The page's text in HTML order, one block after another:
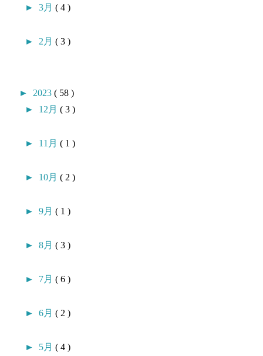
►3月( 4 )
► 2月( 3 )
► 2023( 58 )
► 12月( 3 )
► 11月( 1 )
► 10月( 2 )
►9月( 1 )
►8月( 3 )
► 7月( 6 )
►6月( 2 )
► 5月( 4 )